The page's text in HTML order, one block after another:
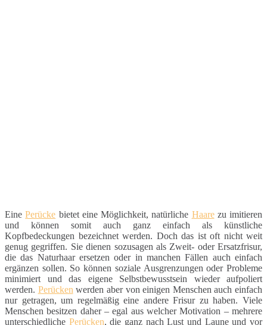
EinePerücke bietet eine Möglichkeit, natürliche Haarezu imitieren
und können somit auch ganz einfach als künstliche
Kopfbedeckungen bezeichnet werden. Doch das ist oft nicht weit
genug gegriffen. Sie dienen sozusagen als Zweit- oder Ersatzfrisur,
die das Naturhaar ersetzen oder in manchen Fällen auch einfach
ergänzen sollen. So können soziale Ausgrenzungen oder Probleme
minimiert und das eigene Selbstbewusstsein wieder aufpoliert
werden. Perücken werden aber von einigen Menschen auch einfach
nur getragen, um regelmäßig eine andere Frisur zu haben. Viele
Menschen besitzen daher – egal aus welcher Motivation – mehrere
unterschiedliche Perücken, die ganz nach Lust und Laune und vor